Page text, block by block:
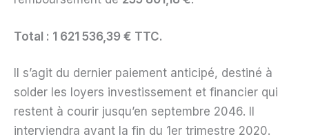
Total : 1 621 536,39 € TTC.
Il s’agit du dernier paiement anticipé, destiné à
solder les loyers investissement et financier qui
restent à courir jusqu’en septembre 2046. Il
interviendra avant la fin du 1er trimestre 2020.